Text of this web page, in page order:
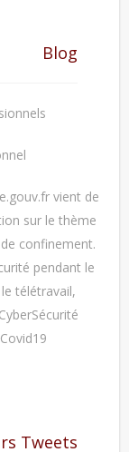
Blog
vient de
sur le thème
confinement.
pendant le
télétravail,
Tweets